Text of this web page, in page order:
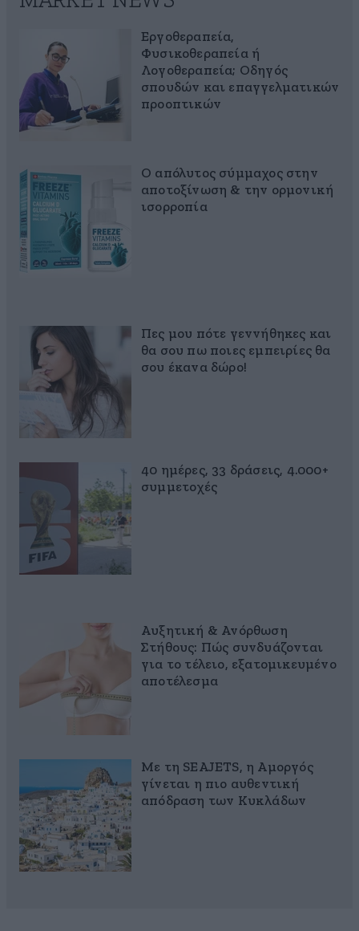
Εργοθεραπεία,
Φυσικοθεραπεία ή
Λογοθεραπεία; Οδηγός
σπουδών και επαγγελματικών
προοπτικών
Ο απόλυτος σύμμαχος στην
αποτοξίνωση & την ορμονική
ισορροπία
Πες μου πότε γεννήθηκες και
θα σου πω ποιες εμπειρίες θα
σου έκανα δώρο!
40 ημέρες, 33 δράσεις, 4.000+
συμμετοχές
Αυξητική & Ανόρθωση
Στήθους: Πώς συνδυάζονται
για το τέλειο, εξατομικευμένο
αποτέλεσμα
Με τη SEAJETS, η Αμοργός
γίνεται η πιο αυθεντική
απόδραση των Κυκλάδων